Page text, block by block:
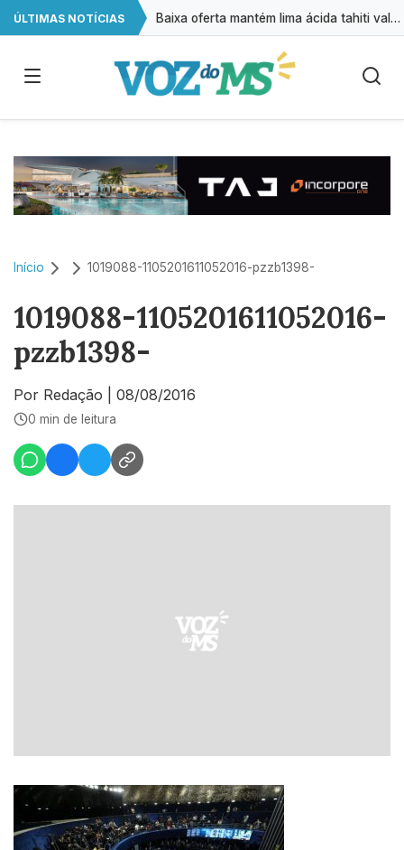
ÚLTIMAS NOTÍCIAS Baixa oferta mantém lima ácida tahiti valorizada, aponta CEPEA
Início 1019088-1105201611052016-pzzb1398-
1019088-1105201611052016-
pzzb1398-
Por Redação 08/08/2016
0 min de leitura